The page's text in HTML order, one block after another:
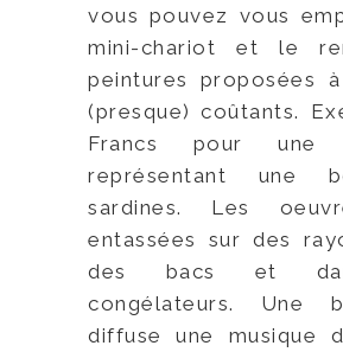
vous pouvez vous
mini-chariot et le
peintures proposées
(presque) coûtants.
Francs pour une
représentant une
sardines. Les
entassées sur des
des bacs et
congélateurs. Une
diffuse une musique